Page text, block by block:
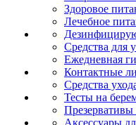
Здоровое
Лечебное
Средства для
Ежедневная
Контактные
Средства
Тесты на
Презервативы
Аксессуары